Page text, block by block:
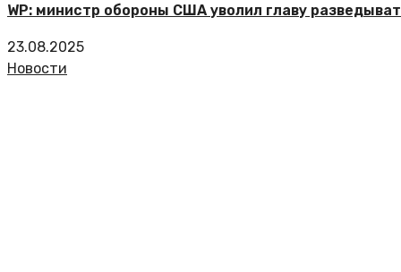
WP: министр обороны США уволил главу
23.08.2025
Новости